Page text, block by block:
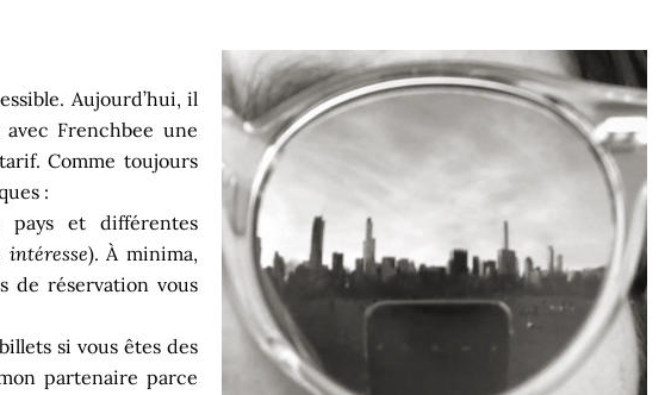
Aujourd’hui, il
Frenchbee une
Comme toujours
:
et différentes
). À minima,
de réservation vous
si vous êtes des
partenaire parce